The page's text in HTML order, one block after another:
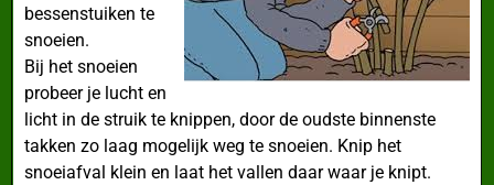
bessenstuiken te
snoeien.
Bij het snoeien
probeer je lucht en
licht in de struik te knippen, door de oudste binnenste
takken zo laag mogelijk weg te snoeien. Knip het
snoeiafval klein en laat het vallen daar waar je knipt.